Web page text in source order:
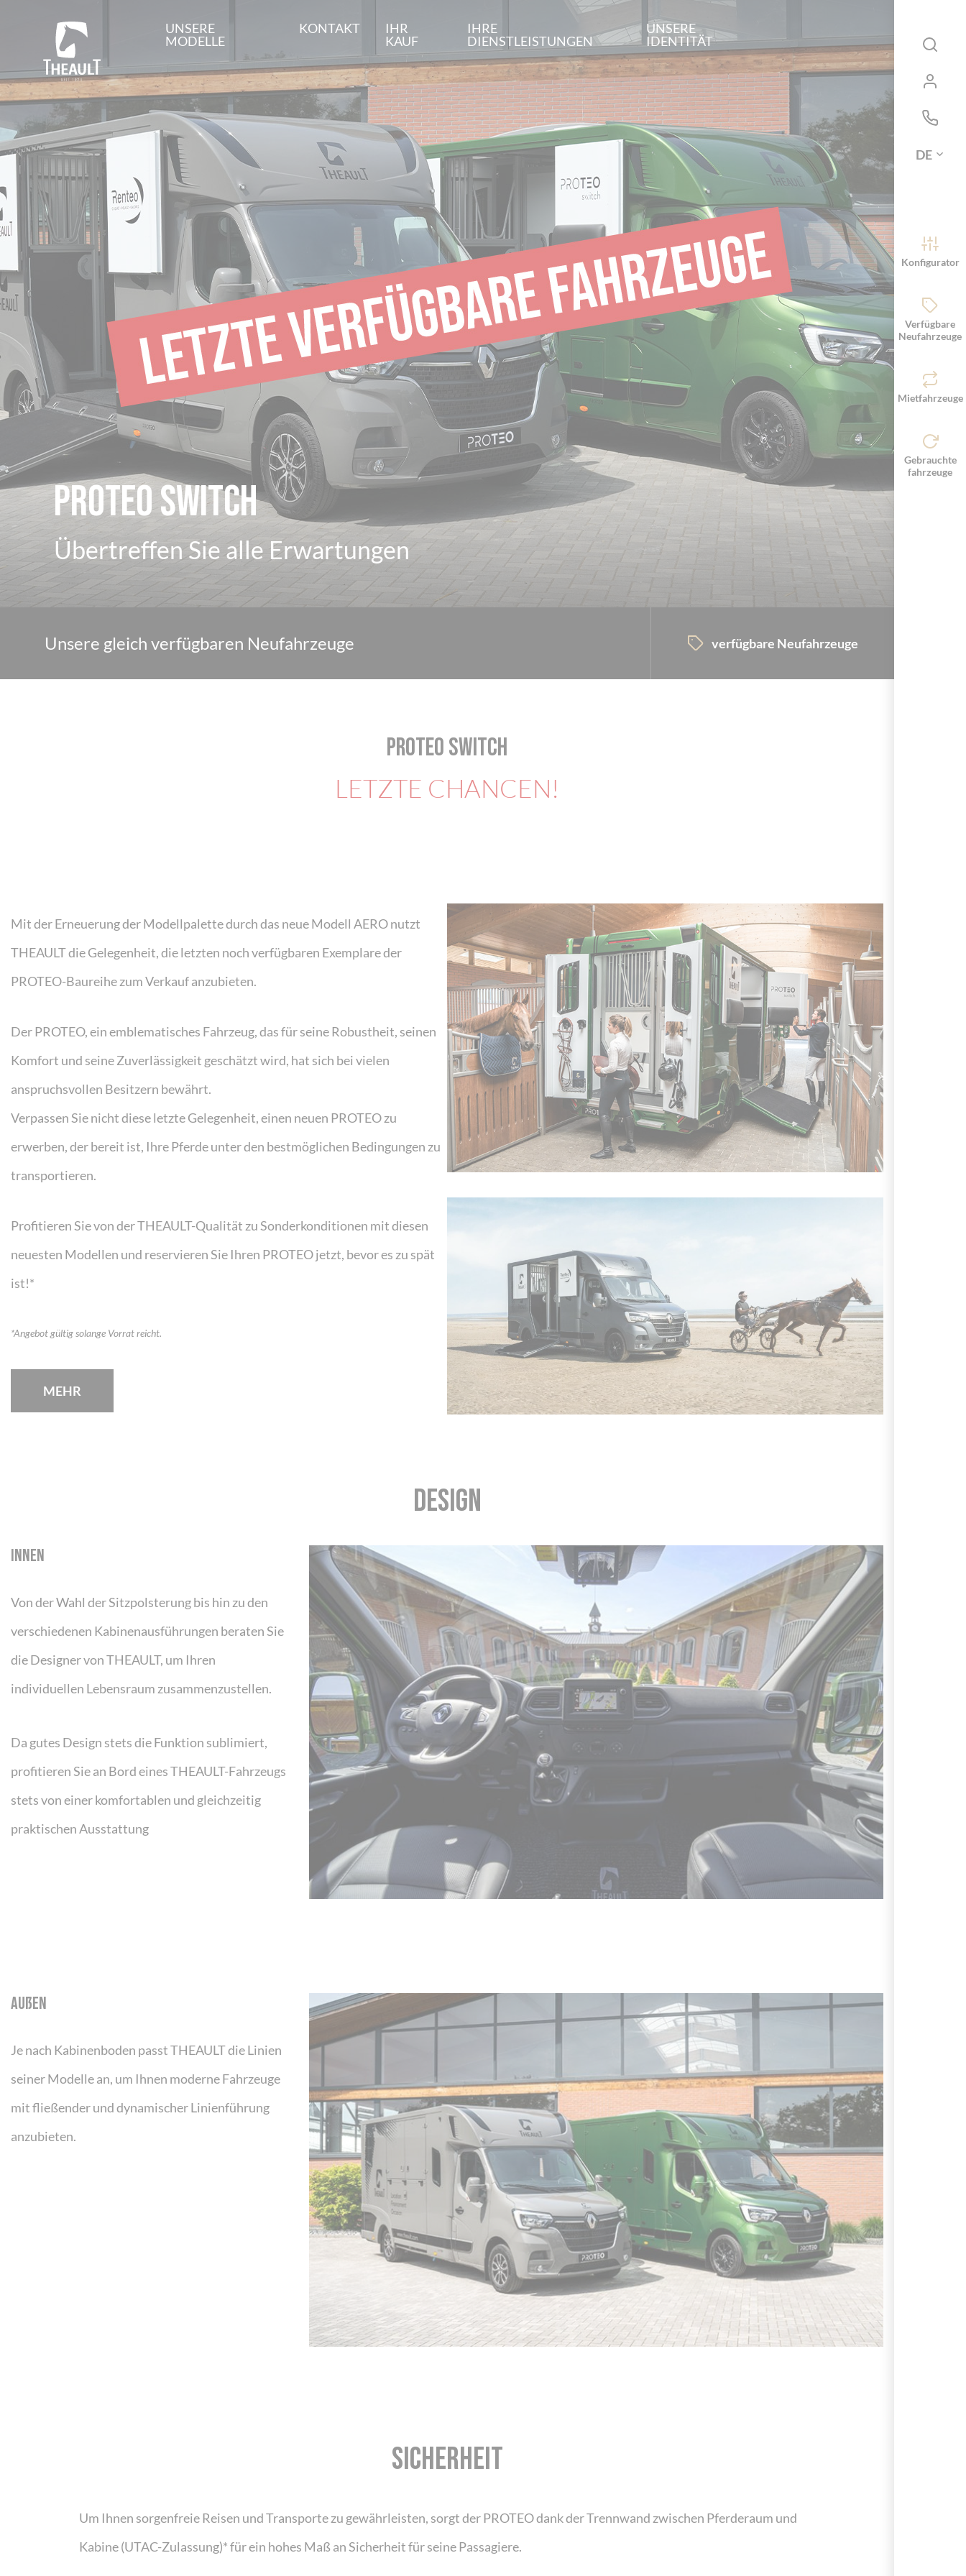
DE
Konfigurator
Verfügbare
Neufahrzeuge
Mietfahrzeuge
Gebrauchte
fahrzeuge
UNSERE
MODELLE
KONTAKT
IHR
KAUF
IHRE
DIENSTLEISTUNGEN
UNSERE
IDENTITÄT
Proteo Switch
Übertreffen Sie alle Erwartungen
Unsere gleich verfügbaren Neufahrzeuge verfügbare Neufahrzeuge
PROTEO SWITCH
LETZTE CHANCEN!
Mit der Erneuerung der Modellpalette durch das neue Modell AERO nutzt
THEAULT die Gelegenheit, die letzten noch verfügbaren Exemplare der
PROTEO-Baureihe zum Verkauf anzubieten.
Der PROTEO, ein emblematisches Fahrzeug, das für seine Robustheit, seinen
Komfort und seine Zuverlässigkeit geschätzt wird, hat sich bei vielen
anspruchsvollen Besitzern bewährt.
Verpassen Sie nicht diese letzte Gelegenheit, einen neuen PROTEO zu
erwerben, der bereit ist, Ihre Pferde unter den bestmöglichen Bedingungen zu
transportieren.
Profitieren Sie von der THEAULT-Qualität zu Sonderkonditionen mit diesen
neuesten Modellen und reservieren Sie Ihren PROTEO jetzt, bevor es zu spät
ist!*
*Angebot gültig solange Vorrat reicht.
MEHR
Design
INNEN
Von der Wahl der Sitzpolsterung bis hin zu den
verschiedenen Kabinenausführungen beraten Sie
die Designer von THEAULT, um Ihren
individuellen Lebensraum zusammenzustellen.
Da gutes Design stets die Funktion sublimiert,
profitieren Sie an Bord eines THEAULT-Fahrzeugs
stets von einer komfortablen und gleichzeitig
praktischen Ausstattung
AUßEN
Je nach Kabinenboden passt THEAULT die Linien
seiner Modelle an, um Ihnen moderne Fahrzeuge
mit fließender und dynamischer Linienführung
anzubieten.
SICHERHEIT
Um Ihnen sorgenfreie Reisen und Transporte zu gewährleisten, sorgt der PROTEO dank der Trennwand zwischen Pferderaum und
Kabine (UTAC-Zulassung)* für ein hohes Maß an Sicherheit für seine Passagiere.
Cookie-Einstellungen